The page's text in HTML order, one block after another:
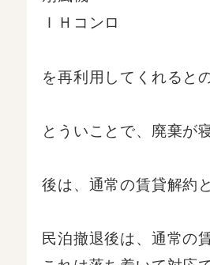
ＩＨコンロ
を再利用してくれると
とういことで、廃棄が
後は、通常の賃貸解約
民泊撤退後は、通常の